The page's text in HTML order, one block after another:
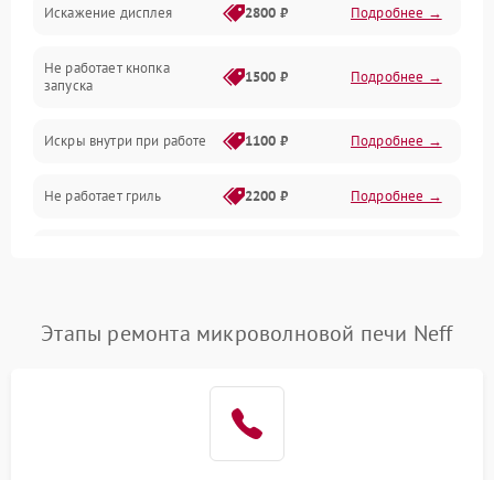
Питание и запуск
Нагрев и приготовление
Программное обеспечение
Искажение дисплея 2800 ₽ Подробнее →
Не работает кнопка
запуска
1500 ₽ Подробнее →
Искры внутри при работе 1100 ₽ Подробнее →
Не работает гриль 2200 ₽ Подробнее →
Появление запаха гари Подробнее →
2200 ₽
Этапы ремонта микроволновой печи Neff